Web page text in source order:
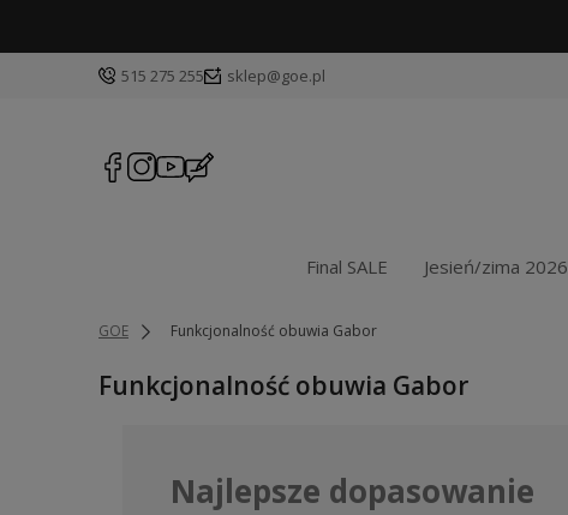
515 275 255 sklep@goe.pl
Final SALE Jesień/zima 2026
GOE Funkcjonalność obuwia Gabor
Funkcjonalność obuwia Gabor
Najlepsze dopasowanie